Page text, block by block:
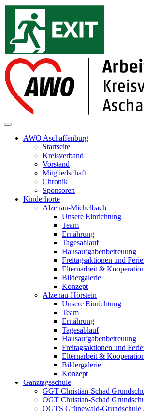
AWO Aschaffenburg
Startseite
Kreisverband
Vorstand
Mitgliedschaft
Chronik
Sponsoren
Kinderhorte
Alzenau-Michelbach
Unsere Einrichtung
Team
Ernährung
Tagesablauf
Hausaufgabenbetreuung
Freitagsaktionen und
Elternarbeit &
Bildergalerie
Konzept
Alzenau-Hörstein
Unsere Einrichtung
Team
Ernährung
Tagesablauf
Hausaufgabenbetreuung
Freitagsaktionen und
Elternarbeit &
Bildergalerie
Konzept
Ganztagsschule
GGT Christian-Schad
OGT Christian-Schad
OGTS Grünewald-Grundschule